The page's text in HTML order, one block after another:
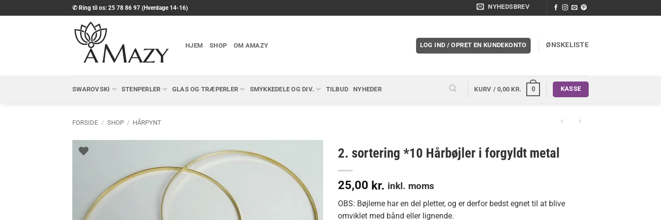
til
✆ Ring til os: 25 78 86 97 (Hverdage 14-16) NYHEDSBREV
HJEM SHOP OM AMAZY LOG IND / OPRET EN KUNDEKONTO ØNSKELISTE
SWAROVSKI STENPERLER GLAS OG TRÆPERLER SMYKKEDELE OG DIV. TILBUD NYHEDER KURV /0,00KR. 0 KASSE
FORSIDE / SHOP / HÅRPYNT
2. sortering *10 Hårbøjler i forgyldt metal
25,00 kr. inkl. moms
OBS: Bøjlerne har en del pletter, og er derfor bedst egnet til at blive
omviklet med bånd eller lignende.